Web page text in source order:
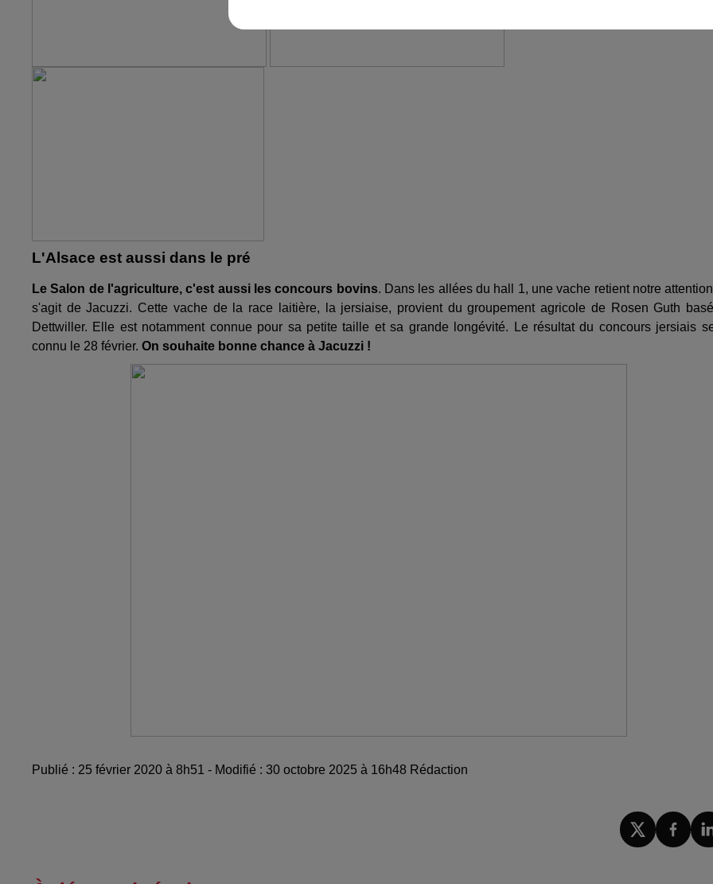
L'Alsace est aussi dans le pré
Le Salon de l'agriculture, c'est aussi les concours bovins. Dans les allées du hall 1, une vache retient notre attention.
s'agit de Jacuzzi. Cette vache de la race laitière, la jersiaise, provient du groupement agricole de Rosen Guth
Dettwiller. Elle est notamment connue pour sa petite taille et sa grande longévité. Le résultat du concours jersiais
connu le 28 février. On souhaite bonne chance à Jacuzzi !
Publié : 25 février 2020 à 8h51 - Modifié : 30 octobre 2025 à 16h48 Rédaction